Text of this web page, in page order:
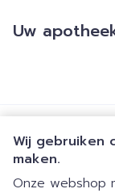
Wij gebruiken
maken.
Onze webshop
Uw